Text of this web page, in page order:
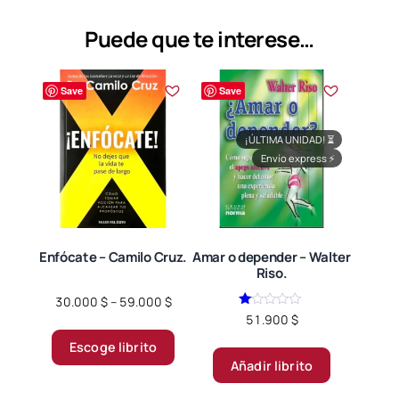
Puede que te interese…
Save
Enfócate – Camilo Cruz.
30.000 $– 59.000 $Price
30.000 $
through
59.000 $
Escoge librito
producto
Save
Amar o depender – Walter
Riso.
Valorado
en
de
5
51.900 $
¡ÚLTIMA UNIDAD! ⏳
Envío express ⚡
Añadir librito